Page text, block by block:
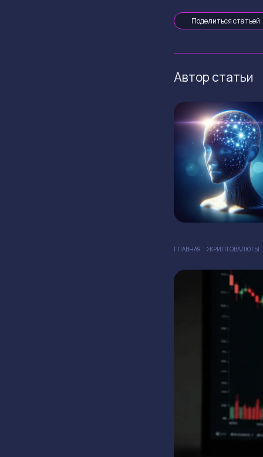
Поделиться статьей
Автор статьи
ГЛАВНАЯ КРИПТОВАЛЮТЫ